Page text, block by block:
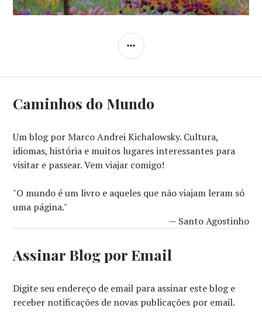
Post
LATERAL
Caminhos do Mundo
Um blog por Marco Andrei Kichalowsky. Cultura,
idiomas, história e muitos lugares interessantes para
visitar e passear. Vem viajar comigo!
"O mundo é um livro e aqueles que não viajam leram só
uma página."
— Santo Agostinho
Assinar Blog por Email
Digite seu endereço de email para assinar este blog e
receber notificações de novas publicações por email.